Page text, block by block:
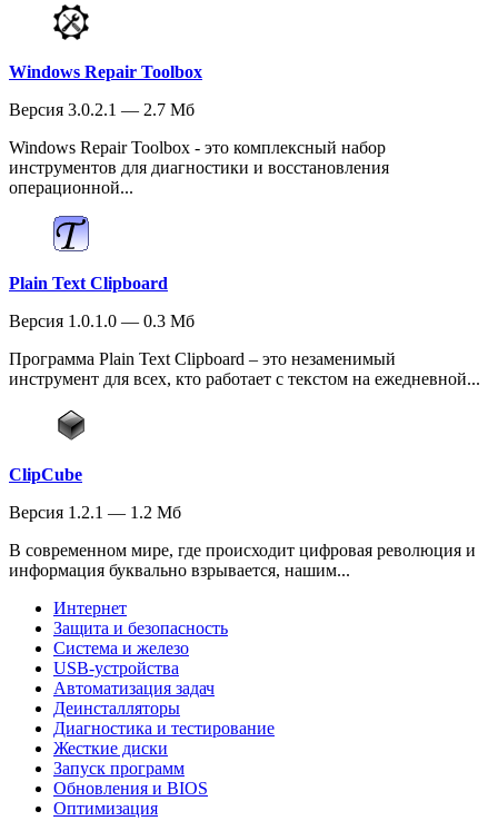
Windows Repair Toolbox
Версия 3.0.2.1 — 2.7 Мб
Windows Repair Toolbox - это комплексный набор
инструментов для диагностики и восстановления
операционной...
Plain Text Clipboard
Версия 1.0.1.0 — 0.3 Мб
Программа Plain Text Clipboard – это незаменимый
инструмент для всех, кто работает с текстом на ежедневной...
ClipCube
Версия 1.2.1 — 1.2 Мб
В современном мире, где происходит цифровая революция и
информация буквально взрывается, нашим...
Интернет
Защита и безопасность
Система и железо
USB-устройства
Автоматизация задач
Деинсталляторы
Диагностика и тестирование
Жесткие диски
Запуск программ
Обновления и BIOS
Оптимизация